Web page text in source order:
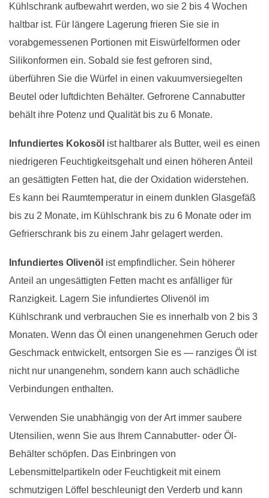
Kühlschrank aufbewahrt werden, wo sie 2 bis 4 Wochen
haltbar ist. Für längere Lagerung frieren Sie sie in
vorabgemessenen Portionen mit Eiswürfelformen oder
Silikonformen ein. Sobald sie fest gefroren sind,
überführen Sie die Würfel in einen vakuumversiegelten
Beutel oder luftdichten Behälter. Gefrorene Cannabutter
behält ihre Potenz und Qualität bis zu 6 Monate.
Infundiertes Kokosöl ist haltbarer als Butter, weil es einen
niedrigeren Feuchtigkeitsgehalt und einen höheren Anteil
an gesättigten Fetten hat, die der Oxidation widerstehen.
Es kann bei Raumtemperatur in einem dunklen Glasgefäß
bis zu 2 Monate, im Kühlschrank bis zu 6 Monate oder im
Gefrierschrank bis zu einem Jahr gelagert werden.
Infundiertes Olivenöl ist empfindlicher. Sein höherer
Anteil an ungesättigten Fetten macht es anfälliger für
Ranzigkeit. Lagern Sie infundiertes Olivenöl im
Kühlschrank und verbrauchen Sie es innerhalb von 2 bis 3
Monaten. Wenn das Öl einen unangenehmen Geruch oder
Geschmack entwickelt, entsorgen Sie es — ranziges Öl ist
nicht nur unangenehm, sondern kann auch schädliche
Verbindungen enthalten.
Verwenden Sie unabhängig von der Art immer saubere
Utensilien, wenn Sie aus Ihrem Cannabutter- oder Öl-
Behälter schöpfen. Das Einbringen von
Lebensmittelpartikeln oder Feuchtigkeit mit einem
schmutzigen Löffel beschleunigt den Verderb und kann